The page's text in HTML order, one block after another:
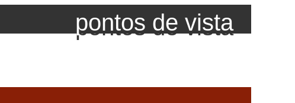
pontos de vista